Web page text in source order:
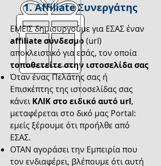
1. Affiliate Συνεργάτης
ΕΜΕΙΣ δημιουργούμε για ΕΣΑΣ έναν
affiliate σύνδεσμο(url)
αποκλειστικό για εσάς, τον οποία
τοποθετείτε στην ιστοσελίδα σας
Όταν ένας Πελάτης σας ή
Επισκέπτης της ιστοσελίδας σας
κάνειΚΛΙΚ στο ειδικό αυτό url,
μεταφέρεται στο δικό μας Portal:
εμείς ξέρουμε ότι προήλθε από
ΕΣΑΣ.
ΟΤΑΝ αγοράσει την Εμπειρία που
τον ενδιαφέρει, βλέπουμε ότι αυτή